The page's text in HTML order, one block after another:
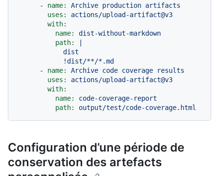
-
name: Archive production artifacts
uses:
actions/upload-artifact@v3
with:
name:
dist-without-markdown
path:
-
name: Archive code coverage
results
uses:
actions/upload-artifact@v3
with:
name:
code-coverage-report
path:
output/test/code-coverage.html
Configuration d’une période de
conservation des artefacts